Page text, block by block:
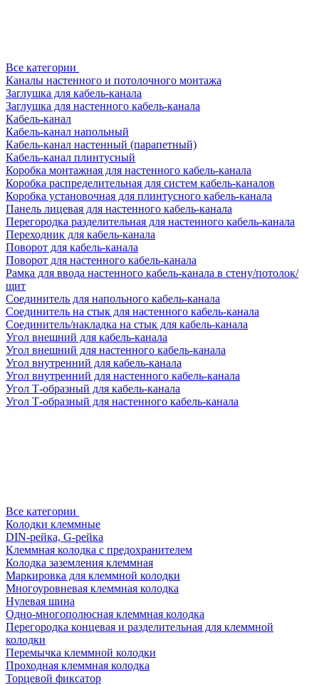
Все категории
Каналы настенного и потолочного монтажа
Заглушка для кабель-канала
Заглушка для настенного кабель-канала
Кабель-канал
Кабель-канал напольный
Кабель-канал настенный (парапетный)
Кабель-канал плинтусный
Коробка монтажная для настенного кабель-канала
Коробка распределительная для систем кабель-каналов
Коробка установочная для плинтусного кабель-канала
Панель лицевая для настенного кабель-канала
Перегородка разделительная для настенного кабель-канала
Переходник для кабель-канала
Поворот для кабель-канала
Поворот для настенного кабель-канала
Рамка для ввода настенного кабель-канала в стену/потолок/
щит
Соединитель для напольного кабель-канала
Соединитель на стык для настенного кабель-канала
Соединитель/накладка на стык для кабель-канала
Угол внешний для кабель-канала
Угол внешний для настенного кабель-канала
Угол внутренний для кабель-канала
Угол внутренний для настенного кабель-канала
Угол Т-образный для кабель-канала
Угол Т-образный для настенного кабель-канала
Все категории
Колодки клеммные
DIN-рейка, G-рейка
Клеммная колодка с предохранителем
Колодка заземления клеммная
Маркировка для клеммной колодки
Многоуровневая клеммная колодка
Нулевая шина
Одно-многополюсная клеммная колодка
Перегородка концевая и разделительная для клеммной
колодки
Перемычка клеммной колодки
Проходная клеммная колодка
Торцевой фиксатор